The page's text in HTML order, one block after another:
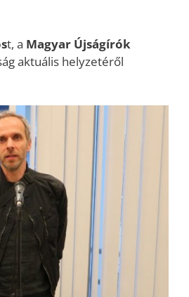
t, a Magyar Újságírók
aktuális helyzetéről